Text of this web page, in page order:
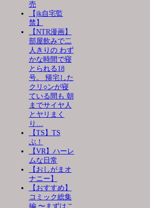
売
【jk自宅監
禁】
【NTR漫画】
部屋飲みで二
人きりの わず
かな時間で寝
とられる18
号。 帰宅した
クリ○ンが寝
ている間も 朝
までサイヤ人
とヤリまく
り…
【TS】TS
ぶ！
【VR】ハーレ
ムな日常
【おしがまオ
ナニー】
【おすすめ】
コミック総集
編 〜まずはこ